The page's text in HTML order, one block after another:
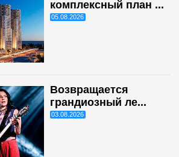
комплексный план ...
05.08.2026
Возвращается
грандиозный ле...
03.08.2026